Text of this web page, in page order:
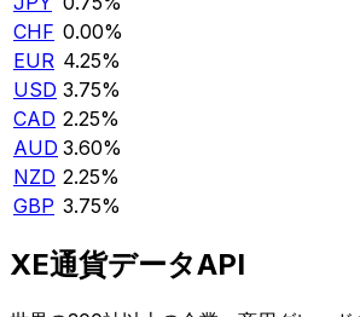
CHF 0.00%
EUR 4.25%
USD 3.75%
CAD 2.25%
AUD 3.60%
NZD 2.25%
GBP 3.75%
XE通貨データAPI